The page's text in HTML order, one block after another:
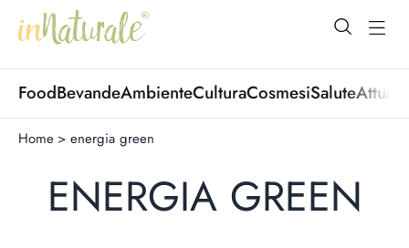
open
FoodBevandeAmbienteCulturaCosmesiSalute
Home > energia green
ENERGIA GREEN